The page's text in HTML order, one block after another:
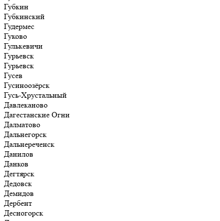
Губкин
Губкинский
Гудермес
Гуково
Гулькевичи
Гурьевск
Гурьевск
Гусев
Гусиноозёрск
Гусь-Хрустальный
Давлеканово
Дагестанские Огни
Далматово
Дальнегорск
Дальнереченск
Данилов
Данков
Дегтярск
Дедовск
Демидов
Дербент
Десногорск